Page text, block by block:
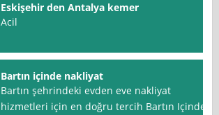
Eskişehir den Antalya kemer
Acil
Bartın içinde nakliyat
Bartın şehrindeki evden eve nakliyat
hizmetleri için en doğru tercih Bartın Içinde